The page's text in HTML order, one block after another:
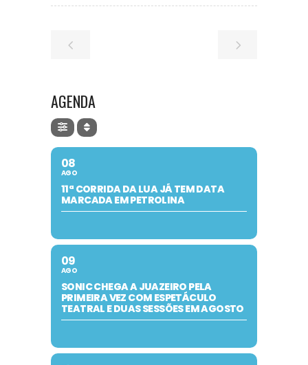
AGENDA
08
AGO
11ª CORRIDA DA LUA JÁ TEM DATA
MARCADA EM PETROLINA
09
AGO
SONIC CHEGA A JUAZEIRO PELA
PRIMEIRA VEZ COM ESPETÁCULO
TEATRAL E DUAS SESSÕES EM AGOSTO